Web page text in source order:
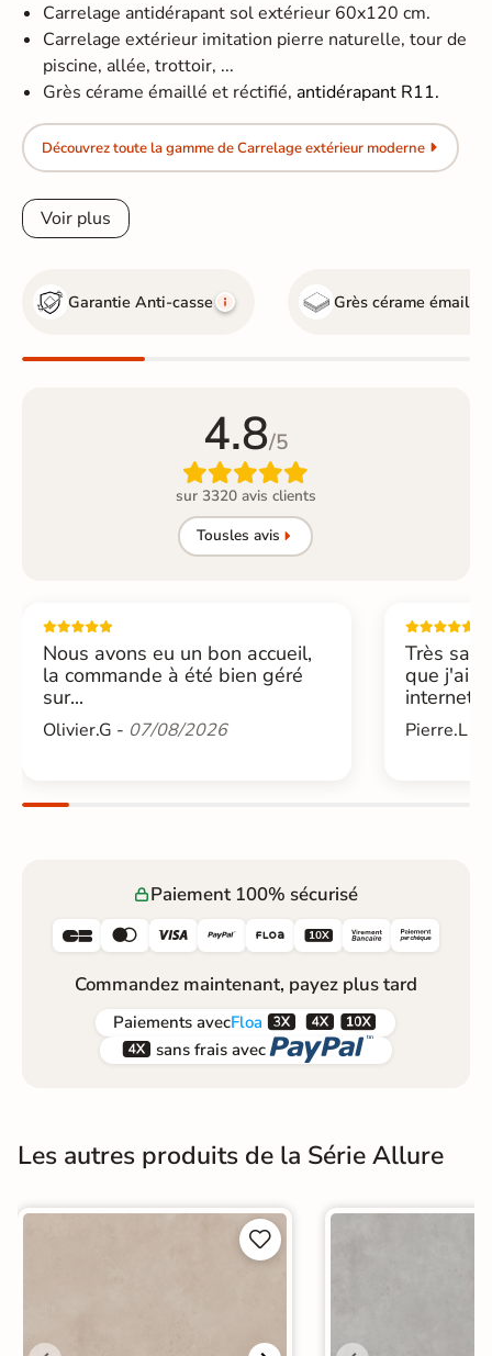
Carrelage antidérapant sol extérieur 60x120 cm.
Carrelage extérieur imitation pierre naturelle, tour de
piscine, allée, trottoir, ...
Grès cérame émaillé et réctifié​​​​​​,antidérapant R11.
Découvrez toute la gamme de Carrelage extérieur moderne
Voir plus
Garantie Anti-casse Grès cérame émaillé
4.8/5

sur 3320 avis clients
Tousles avis
Nous avons eu un bon accueil,
la commande à été bien géré
sur...
Olivier.G - 07/08/2026
Très
que j'ai
internet....
Pierre.L -
Paiement 100% sécurisé
     
Commandez maintenant, payez plus tard
Paiements avecFloa  
 sans frais avec 
Les autres produits de la Série Allure

